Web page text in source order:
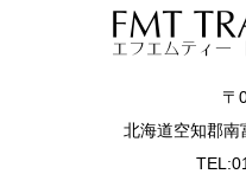
〒
北海道空知郡南